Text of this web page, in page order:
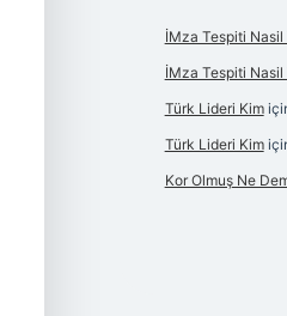
İMza Tespiti Nasil
İMza Tespiti Nasil
Türk Lideri Kim
Türk Lideri Kim
Kor Olmuş Ne